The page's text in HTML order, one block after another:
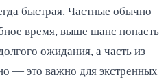
быстрая. Частные обычно
время, выше шанс попасть
ожидания, а часть из
— это важно для экстренных